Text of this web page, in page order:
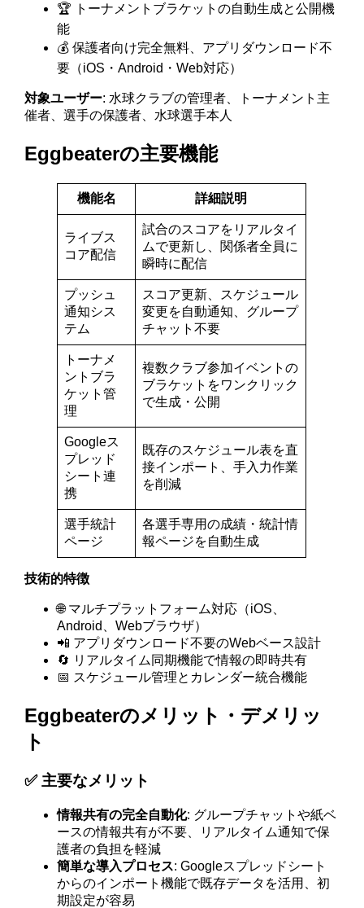
🏆 トーナメントブラケットの自動生成と公開機
能
💰 保護者向け完全無料、アプリダウンロード不
要（iOS・Android・Web対応）
対象ユーザー: 水球クラブの管理者、トーナメント主
催者、選手の保護者、水球選手本人
Eggbeaterの主要機能
機能名 詳細説明
ライブス
コア配信
試合のスコアをリアルタイ
ムで更新し、関係者全員に
瞬時に配信
プッシュ
通知シス
テム
スコア更新、スケジュール
変更を自動通知、グループ
チャット不要
トーナメ
ントブラ
ケット管
理
複数クラブ参加イベントの
ブラケットをワンクリック
で生成・公開
Googleス
プレッド
シート連
携
既存のスケジュール表を直
接インポート、手入力作業
を削減
選手統計
ページ
各選手専用の成績・統計情
報ページを自動生成
技術的特徴
🌐 マルチプラットフォーム対応（iOS、
Android、Webブラウザ）
📲 アプリダウンロード不要のWebベース設計
🔄 リアルタイム同期機能で情報の即時共有
📅 スケジュール管理とカレンダー統合機能
Eggbeaterのメリット・デメリッ
ト
✅ 主要なメリット
情報共有の完全自動化: グループチャットや紙ベ
ースの情報共有が不要、リアルタイム通知で保
護者の負担を軽減
簡単な導入プロセス: Googleスプレッドシート
からのインポート機能で既存データを活用、初
期設定が容易